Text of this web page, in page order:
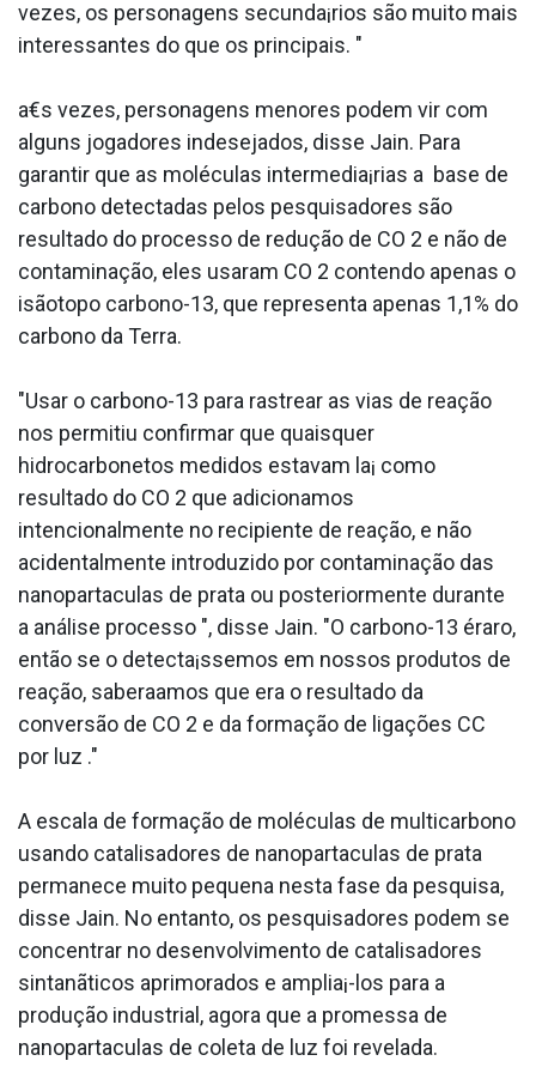
vezes, os personagens secunda¡rios são muito mais
interessantes do que os principais. "
a€s vezes, personagens menores podem vir com
alguns jogadores indesejados, disse Jain. Para
garantir que as moléculas intermedia¡rias a base de
carbono detectadas pelos pesquisadores são
resultado do processo de redução de CO 2 e não de
contaminação, eles usaram CO 2 contendo apenas o
isãotopo carbono-13, que representa apenas 1,1% do
carbono da Terra.
"Usar o carbono-13 para rastrear as vias de reação
nos permitiu confirmar que quaisquer
hidrocarbonetos medidos estavam la¡ como
resultado do CO 2 que adicionamos
intencionalmente no recipiente de reação, e não
acidentalmente introduzido por contaminação das
nanoparta­culas de prata ou posteriormente durante
a análise processo ", disse Jain. "O carbono-13 éraro,
então se o detecta¡ssemos em nossos produtos de
reação, sabera­amos que era o resultado da
conversão de CO 2 e da formação de ligações CC
por luz ."
A escala de formação de moléculas de multicarbono
usando catalisadores de nanoparta­culas de prata
permanece muito pequena nesta fase da pesquisa,
disse Jain. No entanto, os pesquisadores podem se
concentrar no desenvolvimento de catalisadores
sintanãticos aprimorados e amplia¡-los para a
produção industrial, agora que a promessa de
nanoparta­culas de coleta de luz foi revelada.